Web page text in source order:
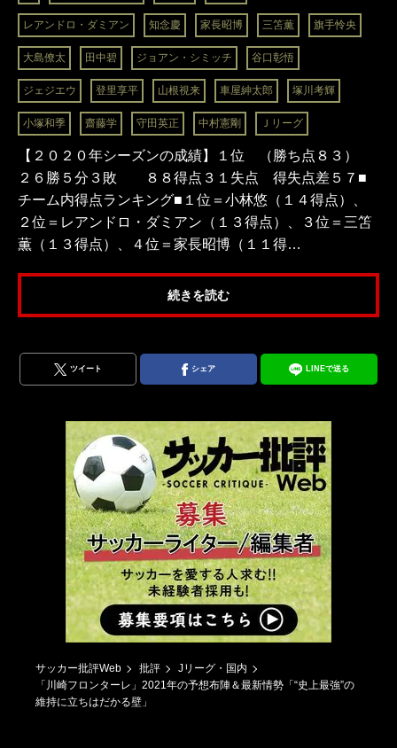
レアンドロ・ダミアン 知念慶 家長昭博 三笘薫 旗手怜央
大島僚太 田中碧 ジョアン・シミッチ 谷口彰悟
ジェジエウ 登里享平 山根視来 車屋紳太郎 塚川考輝
小塚和季 齋藤学 守田英正 中村憲剛 Ｊリーグ
【２０２０年シーズンの成績】１位 （勝ち点８３）
２６勝５分３敗 ８８得点３１失点 得失点差５７■
チーム内得点ランキング■１位＝小林悠（１４得点）、
２位＝レアンドロ・ダミアン（１３得点）、３位＝三笘
薫（１３得点）、４位＝家長昭博（１１得…
続きを読む
ツイート シェア LINEで送る
サッカー批評Web 批評
Jリーグ・国内
「川崎フロンターレ」2021年の予想布陣＆最新情勢「“史上最強”の
維持に立ちはだかる壁」